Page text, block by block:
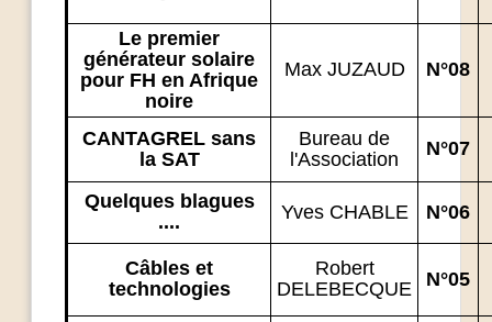
Le premier
générateur solaire
pour FH en Afrique
noire
Max JUZAUD N°08
CANTAGREL sans
la SAT
Bureau de
l'Association
N°07
Quelques blagues
....
Yves CHABLE N°06
Câbles et
technologies
Robert
DELEBECQUE
N°05